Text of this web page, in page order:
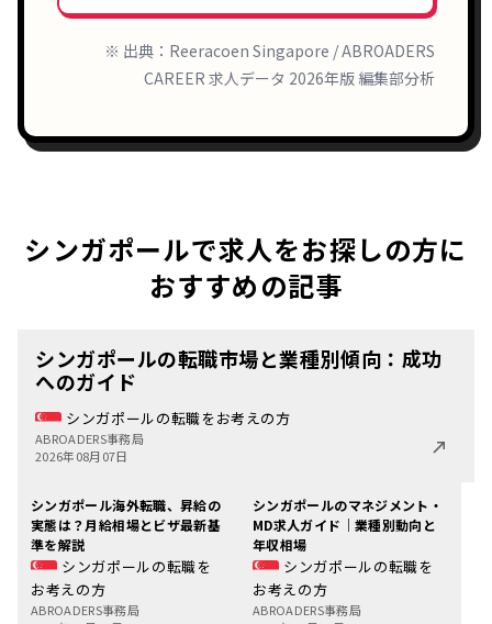
※ 出典：Reeracoen Singapore / ABROADERS
CAREER 求人データ 2026年版 編集部分析
シンガポールで求人をお探しの方に
おすすめの記事
シンガポールの転職市場と業種別傾向：成功
へのガイド
シンガポールの転職をお考えの方
ABROADERS事務局
2026年08月07日
シンガポール海外転職、昇給の
実態は？月給相場とビザ最新基
準を解説
シンガポールの転職を
お考えの方
ABROADERS事務局
シンガポールのマネジメント・
MD求人ガイド｜業種別動向と
年収相場
シンガポールの転職を
お考えの方
ABROADERS事務局